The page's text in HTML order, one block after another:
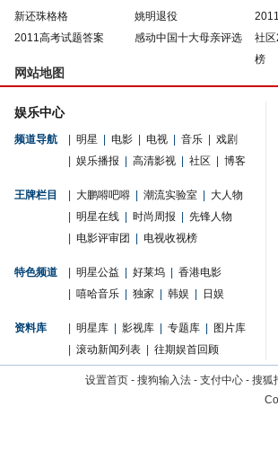
新还珠格格
姚明退役
2011高考试题答案
感动中国十大母亲评选
社
榜
网站地图
娱乐中心
频道导航 明星 电影 电视 音乐
戏剧
娱乐播报 高清影视 社区 博客
王牌栏目 大鹏嘚吧嘚 潮流实验室
大人物
明星在线 时尚周报
先锋人物
电影评审团 电视收视榜
特色频道 明星公益 好莱坞
香港电影
嘻哈音乐 独家 韩娱 日娱
资料库 明星库 影视库 专题库
图片库
滚动新闻列表 往期娱首回顾
设置首页 - 搜狗输入法 - 支付中心 - 搜狐